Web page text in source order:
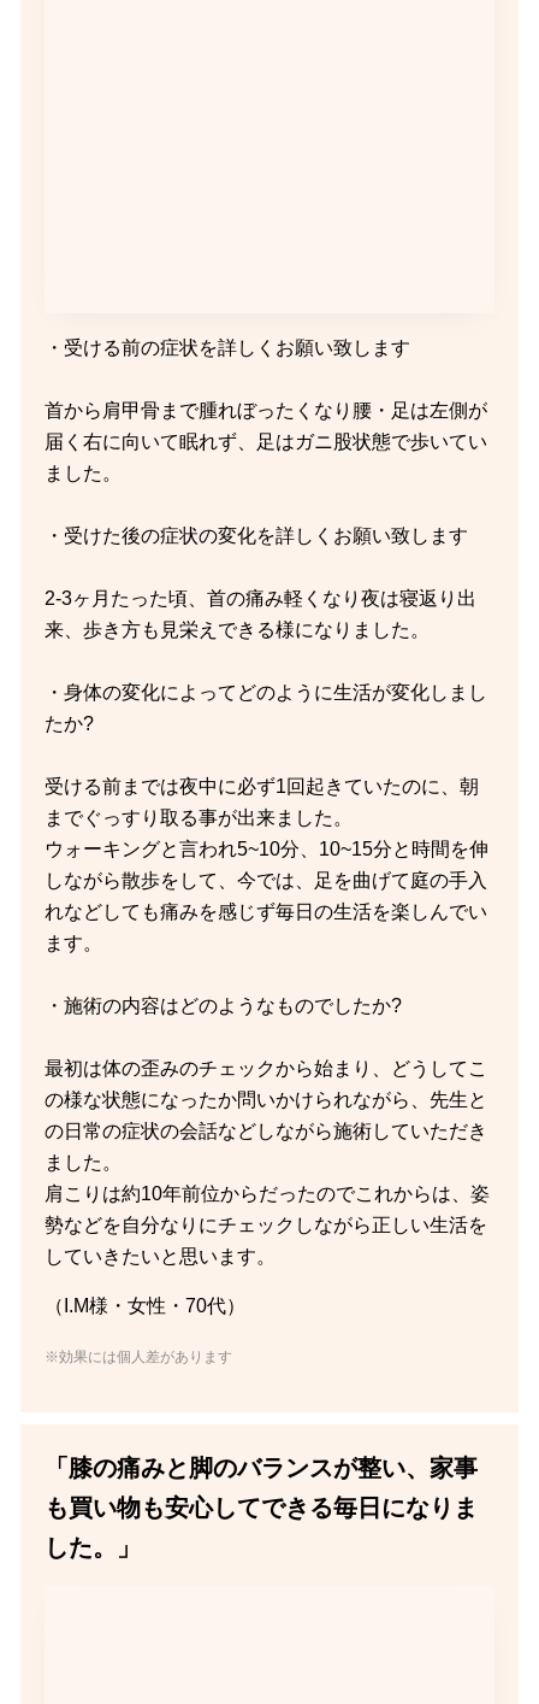
・受ける前の症状を詳しくお願い致します
首から肩甲骨まで腫れぼったくなり腰・足は左側が
届く右に向いて眠れず、足はガニ股状態で歩いてい
ました。
・受けた後の症状の変化を詳しくお願い致します
2-3ヶ月たった頃、首の痛み軽くなり夜は寝返り出
来、歩き方も見栄えできる様になりました。
・身体の変化によってどのように生活が変化しまし
たか?
受ける前までは夜中に必ず1回起きていたのに、朝
までぐっすり取る事が出来ました。
ウォーキングと言われ5~10分、10~15分と時間を伸
しながら散歩をして、今では、足を曲げて庭の手入
れなどしても痛みを感じず毎日の生活を楽しんでい
ます。
・施術の内容はどのようなものでしたか?
最初は体の歪みのチェックから始まり、どうしてこ
の様な状態になったか問いかけられながら、先生と
の日常の症状の会話などしながら施術していただき
ました。
肩こりは約10年前位からだったのでこれからは、姿
勢などを自分なりにチェックしながら正しい生活を
していきたいと思います。
（I.M様・女性・70代）
※効果には個人差があります
「膝の痛みと脚のバランスが整い、家事
も買い物も安心してできる毎日になりま
した。」